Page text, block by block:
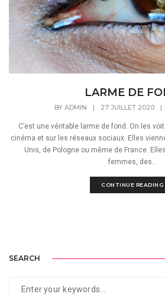
LARME DE
BY ADMIN | 27 JUILLET 2020 |
C’est une véritable larme de fond. On les
cinéma et sur les réseaux sociaux. Elles
Unis, de Pologne ou même de France.
femmes, des...
CONTINUE READING
SEARCH